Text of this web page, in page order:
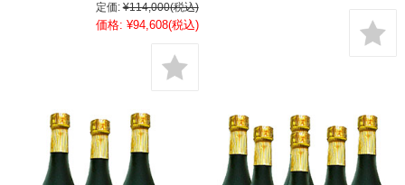
定価: ¥114,000(税込)
価格: ¥94,608(税込)